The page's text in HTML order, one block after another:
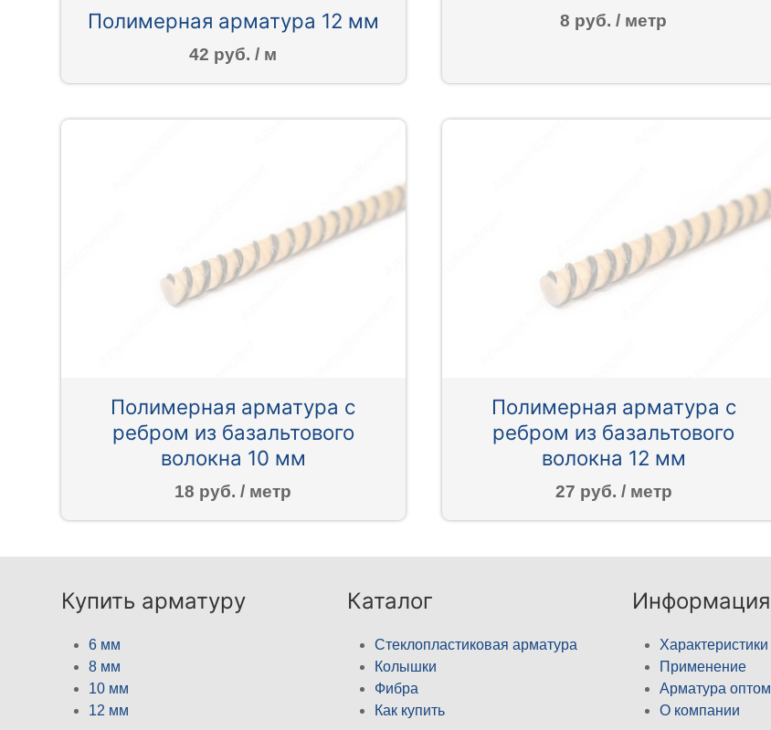
Полимерная арматура 12 мм
42 руб. / м
8 руб. / метр
Полимерная арматура c
ребром из базальтового
волокна 10 мм
18 руб. / метр
Полимерная арматура c
ребром из базальтового
волокна 12 мм
27 руб. / метр
Купить арматуру
6 мм
8 мм
10 мм
12 мм
Каталог
Стеклопластиковая арматура
Колышки
Фибра
Как купить
Информация
Характеристики
Применение
Арматура оптом
О компании